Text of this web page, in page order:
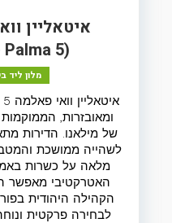
5)
מלון ליד
ומאובזרות,
של מילאנו. הדירות
לשהייה ממושכת
מלאה על כשרות
האטרקטיבי מאפשר
הקהילה היהודית
לבחירה פרקטית